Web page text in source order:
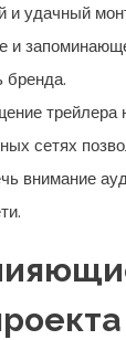
и удачный
и
бренда.
трейлера
сетях
внимание